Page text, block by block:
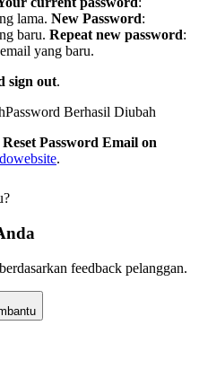
lama. New Password:
baru. Repeat new password:
yang baru.
sign out.
Password Berhasil Diubah
Reset Password Email on
.
feedback pelanggan.